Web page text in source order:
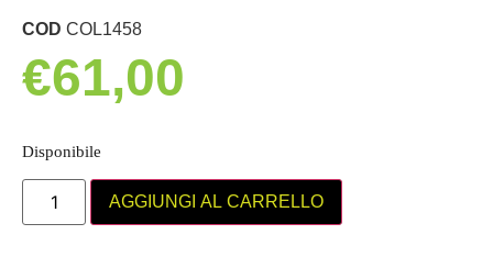
COD COL1458
€61,00
Disponibile
AGGIUNGI AL CARRELLO